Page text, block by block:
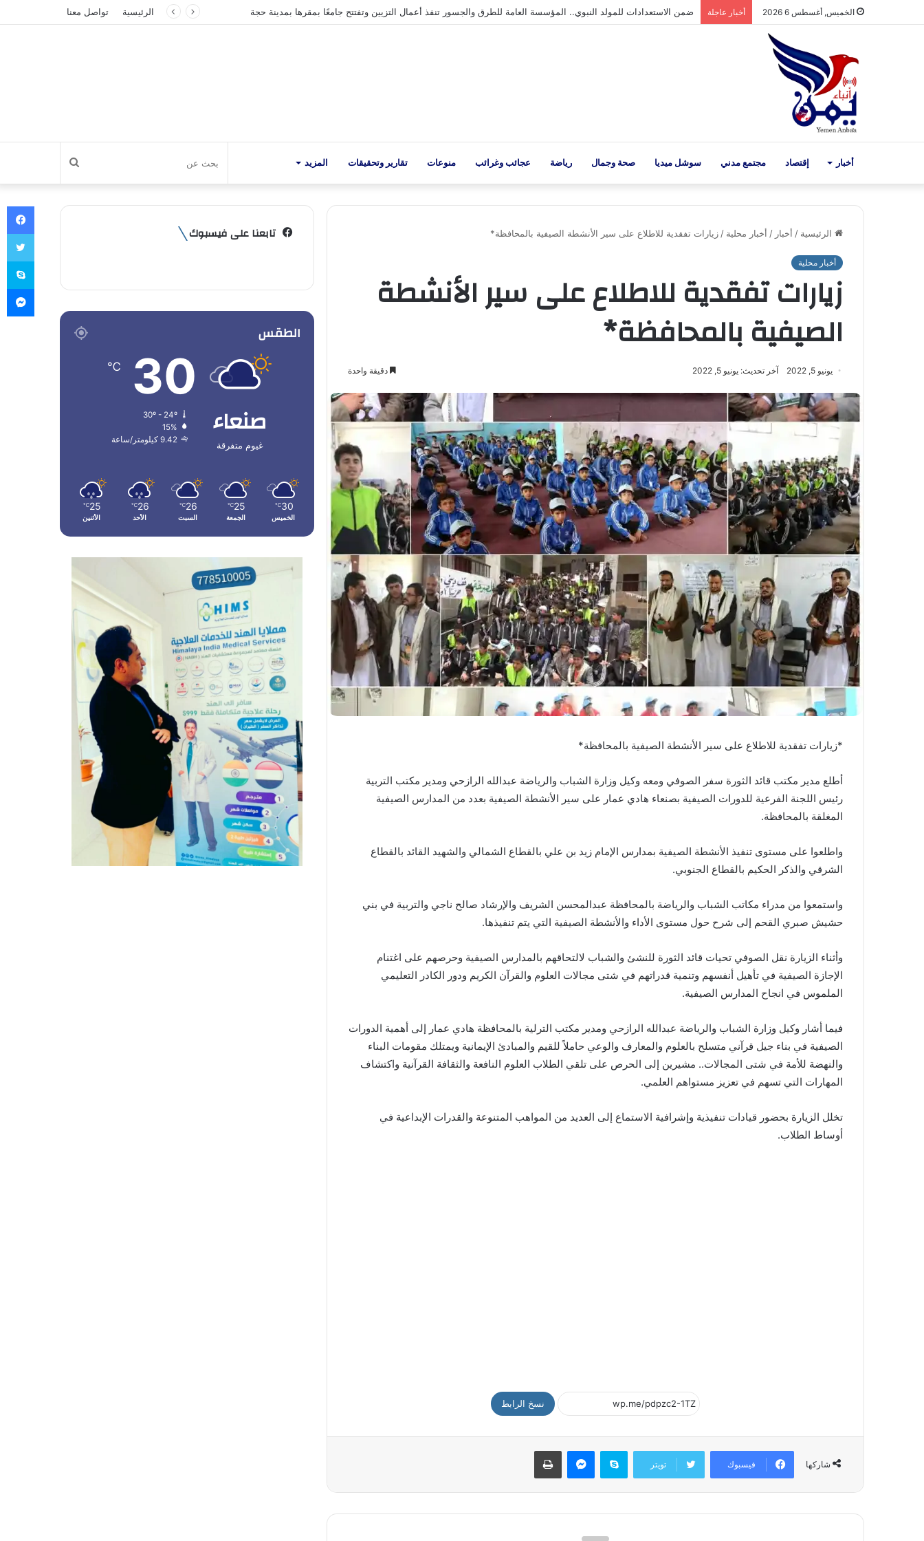
الخميس, أغسطس 6 2026 أخبار عاجلة صنعاء: إجراء قرعة بطولة الاتصالات لكرة القدم التاسعة للشركات الرئيسية تواصل معنا
أخبار إقتصاد مجتمع مدني سوشل ميديا صحة وجمال رياضة عجائب وغرائب منوعات تقارير وتحقيقات المزيد
عن
الرئيسية / أخبار / أخبار محلية / زيارات تفقدية للاطلاع على سير الأنشطة الصيفية بالمحافظة*
أخبار محلية
زيارات تفقدية للاطلاع على سير الأنشطة
الصيفية بالمحافظة*
يونيو 5, 2022 آخر تحديث: يونيو 5, 2022 دقيقة واحدة
*زيارات تفقدية للاطلاع على سير الأنشطة الصيفية بالمحافظة*
أطلع مدير مكتب قائد الثورة سفر الصوفي ومعه وكيل وزارة الشباب والرياضة عبدالله الرازحي ومدير مكتب التربية
رئيس اللجنة الفرعية للدورات الصيفية بصنعاء هادي عمار على سير الأنشطة الصيفية بعدد من المدارس الصيفية
المغلقة بالمحافظة.
واطلعوا على مستوى تنفيذ الأنشطة الصيفية بمدارس الإمام زيد بن علي بالقطاع الشمالي والشهيد القائد بالقطاع
الشرقي والذكر الحكيم بالقطاع الجنوبي.
واستمعوا من مدراء مكاتب الشباب والرياضة بالمحافظة عبدالمحسن الشريف والإرشاد صالح ناجي والتربية في بني
حشيش صبري القحم إلى شرح حول مستوى الأداء والأنشطة الصيفية التي يتم تنفيذها.
وأثناء الزيارة نقل الصوفي تحيات قائد الثورة للنشئ والشباب لالتحاقهم بالمدارس الصيفية وحرصهم على اغتنام
الإجازة الصيفية في تأهيل أنفسهم وتنمية قدراتهم في شتى مجالات العلوم والقرآن الكريم ودور الكادر التعليمي
الملموس في انجاح المدارس الصيفية.
فيما أشار وكيل وزارة الشباب والرياضة عبدالله الرازحي ومدير مكتب الترلية بالمحافظة هادي عمار إلى أهمية الدورات
الصيفية في بناء جيل قرآني متسلح بالعلوم والمعارف والوعي حاملاً للقيم والمبادئ الإيمانية ويمتلك مقومات البناء
والنهضة للأمة في شتى المجالات.. مشيرين إلى الحرص على تلقي الطلاب العلوم النافعة والثقافة القرآنية واكتشاف
المهارات التي تسهم في تعزيز مستواهم العلمي.
تخلل الزيارة بحضور قيادات تنفيذية وإشرافية الاستماع إلى العديد من المواهب المتنوعة والقدرات الإبداعية في
أوساط الطلاب.
نسخ الرابط
شاركها فيسبوك تويتر
سكايب
تابعنا على فيسبوك
الطقس
صنعاء
غيوم متفرقة
30
℃
30º - 24º
15%
9.42 كيلومتر/ساعة
30
℃
الخميس
25
℃
الجمعة
26
℃
السبت
26
℃
الأحد
25
℃
الأثنين